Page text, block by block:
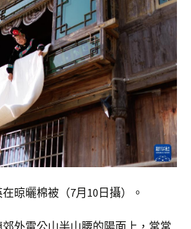
晾曬棉被（7月10日攝）。
外雷公山半山腰的陽面上，常常